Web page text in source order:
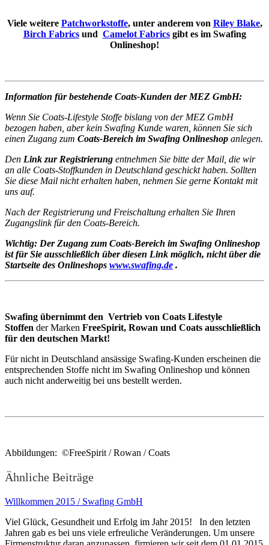
Viele weitere Patchworkstoffe, unter anderem von Riley Blake,
Birch Fabricsund Camelot Fabricsgibt es im Swafing
Onlineshop!
Information für bestehende Coats-Kunden der MEZ GmbH:
Wenn Sie Coats-Lifestyle Stoffe bislang von der MEZ GmbH
bezogen haben, aber kein Swafing Kunde waren, können Sie sich
einen Zugang zum Coats-Bereich im Swafing Onlineshop anlegen.
Den Link zur Registrierung entnehmen Sie bitte der Mail, die wir
an alle Coats-Stoffkunden in Deutschland geschickt haben. Sollten
Sie diese Mail nicht erhalten haben, nehmen Sie gerne Kontakt mit
uns auf.
Nach der Registrierung und Freischaltung erhalten Sie Ihren
Zugangslink für den Coats-Bereich.
Wichtig: Der Zugang zum Coats-Bereich im Swafing Onlineshop
ist für Sie ausschließlich über diesen Link möglich, nicht über die
Startseite des Onlineshops www.swafing.de .
Swafing übernimmt den Vertrieb von Coats Lifestyle
Stoffen der Marken FreeSpirit, Rowan und Coats ausschließlich
für den deutschen Markt!
Für nicht in Deutschland ansässige Swafing-Kunden erscheinen die
entsprechenden Stoffe nicht im Swafing Onlineshop und können
auch nicht anderweitig bei uns bestellt werden.
Abbildungen: ©FreeSpirit / Rowan / Coats
Ähnliche Beiträge
Willkommen 2015 / Swafing GmbH
Viel Glück, Gesundheit und Erfolg im Jahr 2015! In den letzten
Jahren gab es bei uns viele erfreuliche Veränderungen. Um unsere